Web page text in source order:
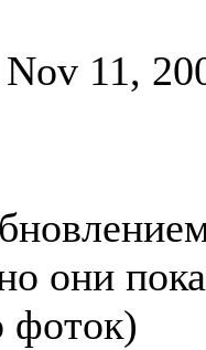
11,
они
фоток)